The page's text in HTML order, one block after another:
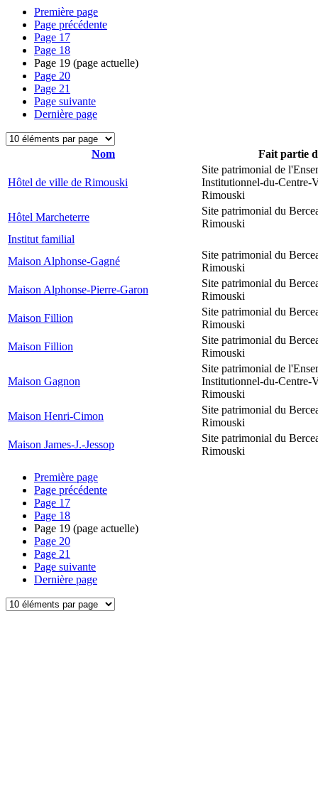
Première page
Page précédente
Page 17
Page 18
Page 19 (page actuelle)
Page 20
Page 21
Page suivante
Dernière page
Nom Fait partie
Hôtel de ville de Rimouski
Site patrimonial de
Institutionnel-du-Centre-
Rimouski
Hôtel Marcheterre
Site patrimonial du
Rimouski
Institut familial
Maison Alphonse-Gagné
Site patrimonial du
Rimouski
Maison Alphonse-Pierre-Garon
Site patrimonial du
Rimouski
Maison Fillion
Site patrimonial du
Rimouski
Maison Fillion
Site patrimonial du
Rimouski
Maison Gagnon
Site patrimonial de
Institutionnel-du-Centre-
Rimouski
Maison Henri-Cimon
Site patrimonial du
Rimouski
Maison James-J.-Jessop
Site patrimonial du
Rimouski
Première page
Page précédente
Page 17
Page 18
Page 19 (page actuelle)
Page 20
Page 21
Page suivante
Dernière page